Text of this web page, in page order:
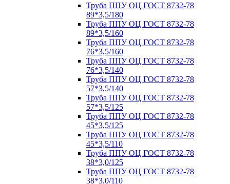
Труба ППУ ОЦ ГОСТ 8732-78
89*3,5/180
Труба ППУ ОЦ ГОСТ 8732-78
89*3,5/160
Труба ППУ ОЦ ГОСТ 8732-78
76*3,5/160
Труба ППУ ОЦ ГОСТ 8732-78
76*3,5/140
Труба ППУ ОЦ ГОСТ 8732-78
57*3,5/140
Труба ППУ ОЦ ГОСТ 8732-78
57*3,5/125
Труба ППУ ОЦ ГОСТ 8732-78
45*3,5/125
Труба ППУ ОЦ ГОСТ 8732-78
45*3,5/110
Труба ППУ ОЦ ГОСТ 8732-78
38*3,0/125
Труба ППУ ОЦ ГОСТ 8732-78
38*3,0/110